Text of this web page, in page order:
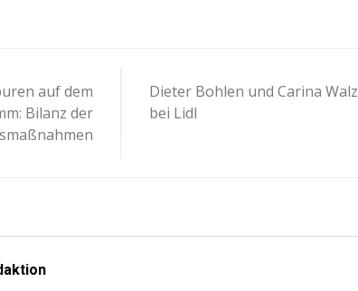
auf dem
Bilanz der
Dieter Bohlen und Carina Walz
bei Lidl